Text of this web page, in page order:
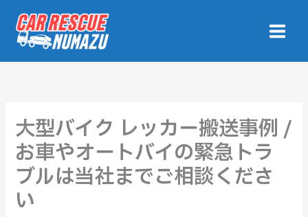
大型バイク レッカー搬送事例 /
お車やオートバイの緊急トラ
ブルは当社までご相談くださ
い